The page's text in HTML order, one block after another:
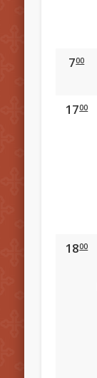
700
1700
1800